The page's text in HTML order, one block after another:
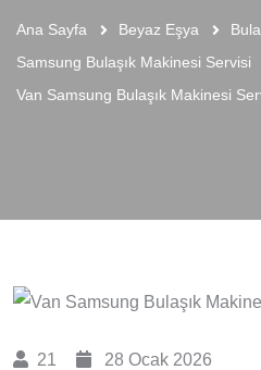
Ana Sayfa Beyaz Eşya
Samsung Bulaşık Makinesi Servisi
Van Samsung Bulaşık Makinesi
21 28 Ocak 2026